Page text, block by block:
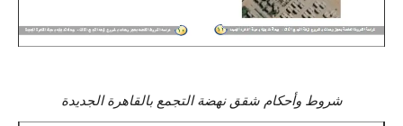
شروط وأحكام شقق نهضة التجمع بالقاهرة الجديدة